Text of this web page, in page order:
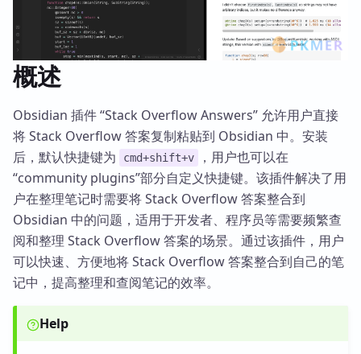
概述
Obsidian 插件 “Stack Overflow Answers” 允许用户直接
将 Stack Overflow 答案复制粘贴到 Obsidian 中。安装
后，默认快捷键为
cmd+shift+v
，用户也可以在
“community plugins”部分自定义快捷键。该插件解决了用
户在整理笔记时需要将 Stack Overflow 答案整合到
Obsidian 中的问题，适用于开发者、程序员等需要频繁查
阅和整理 Stack Overflow 答案的场景。通过该插件，用户
可以快速、方便地将 Stack Overflow 答案整合到自己的笔
记中，提高整理和查阅笔记的效率。
Help